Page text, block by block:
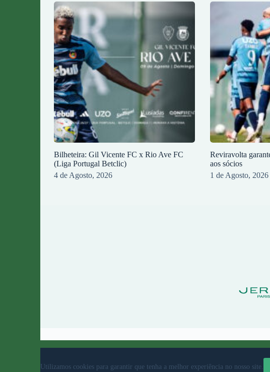
Utilizamos cookies para garantir que tenha a melhor experiência no nosso site.
Bilheteira: Gil Vicente FC x Rio Ave FC
(Liga Portugal Betclic)
4 de Agosto, 2026
Reviravolta
aos sócios
1 de Agosto, 2026
© 2023 Rio Ave Futebol Clube Desenvolvido por